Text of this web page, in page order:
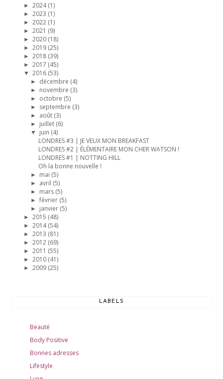
► 2024(1)
► 2023 (1)
► 2022 (1)
► 2021 (9)
► 2020 (18)
► 2019 (25)
► 2018 (39)
► 2017 (45)
▼ 2016 (53)
► décembre (4)
► novembre (3)
► octobre (5)
► septembre (3)
► août (3)
► juillet (6)
▼ juin (4)
LONDRES #3 | JE VEUX MON BREAKFAST
LONDRES #2 | ÉLÉMENTAIRE MON CHER WATSON !
LONDRES #1 | NOTTING HILL
Oh la bonne nouvelle !
► mai (5)
► avril (5)
► mars (5)
► février (5)
► janvier (5)
► 2015 (48)
► 2014(54)
► 2013 (81)
► 2012 (69)
► 2011 (55)
► 2010 (41)
► 2009 (25)
LABELS
Beauté
Body Positive
Bonnes adresses
Lifestyle